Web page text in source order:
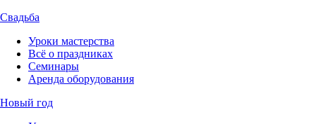
Свадьба
Уроки мастерства
Всё о праздниках
Семинары
Аренда оборудования
Новый год